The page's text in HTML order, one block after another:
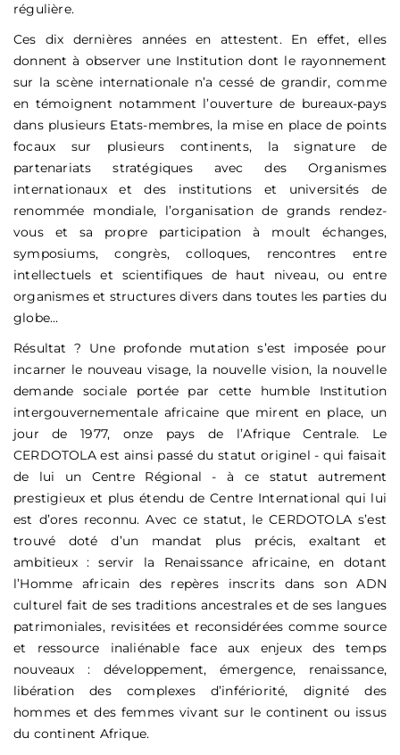
régulière.
Ces dix dernières années en attestent. En effet, elles
donnent à observer une Institution dont le rayonnement
sur la scène internationale n’a cessé de grandir, comme
en témoignent notamment l’ouverture de bureaux-pays
dans plusieurs Etats-membres, la mise en place de points
focaux sur plusieurs continents, la signature de
partenariats stratégiques avec des Organismes
internationaux et des institutions et universités de
renommée mondiale, l’organisation de grands rendez-
vous et sa propre participation à moult échanges,
symposiums, congrès, colloques, rencontres entre
intellectuels et scientifiques de haut niveau, ou entre
organismes et structures divers dans toutes les parties du
globe…
Résultat ? Une profonde mutation s’est imposée pour
incarner le nouveau visage, la nouvelle vision, la nouvelle
demande sociale portée par cette humble Institution
intergouvernementale africaine que mirent en place, un
jour de 1977, onze pays de l’Afrique Centrale. Le
CERDOTOLA est ainsi passé du statut originel - qui faisait
de lui un Centre Régional - à ce statut autrement
prestigieux et plus étendu de Centre International qui lui
est d’ores reconnu. Avec ce statut, le CERDOTOLA s’est
trouvé doté d’un mandat plus précis, exaltant et
ambitieux : servir la Renaissance africaine, en dotant
l’Homme africain des repères inscrits dans son ADN
culturel fait de ses traditions ancestrales et de ses langues
patrimoniales, revisitées et reconsidérées comme source
et ressource inaliénable face aux enjeux des temps
nouveaux : développement, émergence, renaissance,
libération des complexes d’infériorité, dignité des
hommes et des femmes vivant sur le continent ou issus
du continent Afrique.